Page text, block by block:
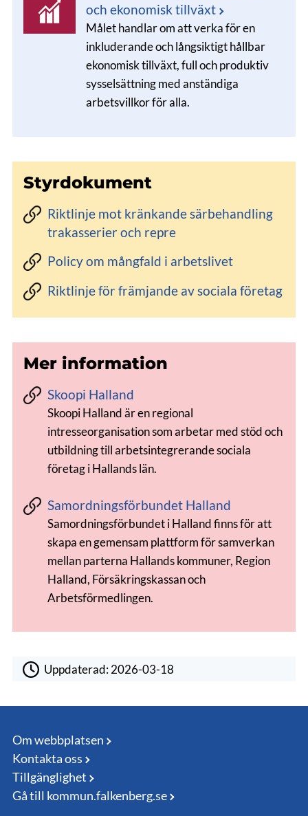
och ekonomisk tillväxt
Målet handlar om att verka för en
inkluderande och långsiktigt hållbar
ekonomisk tillväxt, full och produktiv
sysselsättning med anständiga
arbetsvillkor för alla.
Styrdokument
Riktlinje mot kränkande särbehandling
trakasserier och repre
Policy om mångfald i arbetslivet
Riktlinje för främjande av sociala företag
Mer information
Skoopi Halland
Skoopi Halland är en regional
intresseorganisation som arbetar med stöd och
utbildning till arbetsintegrerande sociala
företag i Hallands län.
Samordningsförbundet Halland
Samordningsförbundet i Halland finns för att
skapa en gemensam plattform för samverkan
mellan parterna Hallands kommuner, Region
Halland, Försäkringskassan och
Arbetsförmedlingen.
Uppdaterad:2026-03-18
Om webbplatsen
Kontakta oss
Tillgänglighet
Gå till kommun.falkenberg.se